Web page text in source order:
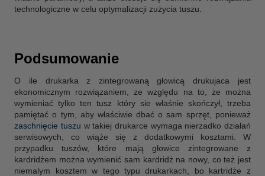
Drukarki atramentowe
technologiczne w celu optymalizacji zużycia tuszu.
Podsumowanie
O ile drukarka z zintegrowaną głowicą drukujaca jest
ekonomicznym rozwiązaniem, ze względu na to, że można
wymieniać tylko ten tusz który sie właśnie skończył, trzeba
pamiętać o tym, aby właściwie dbać o sam sprzęt, ponieważ
zaschnięcie tuszu w takiej drukarce wymaga nierzadko działań
serwisowych, co wiąże się z dodatkowymi kosztami. W
przypadku tuszów, które mają głowice zintegrowane z
kardridżem można wymienić sam kardridż na nowy, co też jest
niemalym kosztem w tego typu drukarkach, bo kartridże z